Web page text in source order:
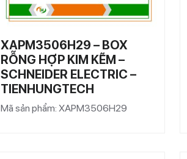
XAPM3506H29 – BOX
RỖNG HỢP KIM KẼM –
SCHNEIDER ELECTRIC –
TIENHUNGTECH
Mã sản phẩm: XAPM3506H29